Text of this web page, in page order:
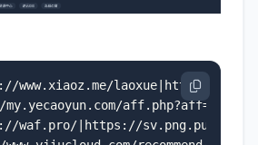
www.xiaoz.me/laoxue|https://
waf.pro/|https://sv.png.pub/imgs/